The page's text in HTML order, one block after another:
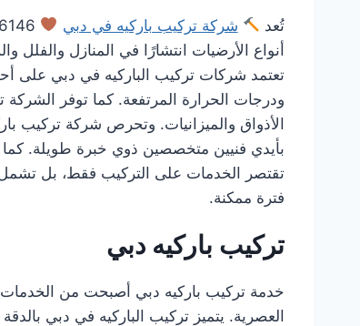
تُعد شركة تركيب باركيه في دبي
أنواع الأرضيات انتشارًا في المنازل
تعتمد شركات تركيب الباركيه في دبي على
ودرجات الحرارة المرتفعة. كما توفر الشركة
الأذواق والميزانيات. وتحرص شركة تركيب
بأيدي فنيين متخصصين ذوي خبرة طويلة. كما
تقتصر الخدمات على التركيب فقط، بل تشمل
فترة ممكنة.
تركيب باركيه دبي
خدمة تركيب باركيه دبي أصبحت من الخدمات
العصرية. يتميز تركيب الباركيه في دبي